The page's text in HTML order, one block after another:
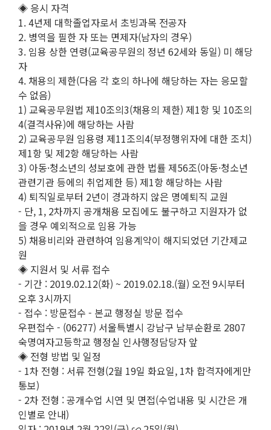
◈ 응시 자격
1. 4년제 대학졸업자로서 초빙과목 전공자
2. 병역을 필한 자 또는 면제자(남자의 경우)
3. 임용 상한 연령(교육공무원의 정년 62세와 동일) 미 해당
자
4. 채용의 제한(다음 각 호의 하나에 해당하는 자는 응모할
수 없음)
1) 교육공무원법 제10조의3(채용의 제한) 제1항 및 10조의
4(결격사유)에 해당하는 사람
2) 교육공무원 임용령 제11조의4(부정행위자에 대한 조치)
제1항 및 제2항 해당하는 사람
3) 아동·청소년의 성보호에 관한 법률 제56조(아동·청소년
관련기관 등에의 취업제한 등) 제1항 해당하는 사람
4) 퇴직일로부터 2년이 경과하지 않은 명예퇴직 교원
- 단, 1, 2차까지 공개채용 모집에도 불구하고 지원자가 없
을 경우 예외적으로 임용 가능
5) 채용비리와 관련하여 임용계약이 해지되었던 기간제교
원
◈ 지원서 및 서류 접수
- 기간 : 2019.02.12(화) ~ 2019.02.18.(월) 오전 9시부터
오후 3시까지
- 접수 : 방문접수 - 본교 행정실 방문 접수
우편접수 - (06277) 서울특별시 강남구 남부순환로 2807
숙명여자고등학교 행정실 인사행정담당자 앞
◈ 전형 방법 및 일정
- 1차 전형 : 서류 전형(2월 19일 화요일, 1차 합격자에게만
통보)
- 2차 전형 : 공개수업 시연 및 면접(수업내용 및 시간은 개
인별로 안내)